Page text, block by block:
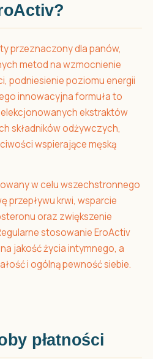
przeznaczony dla panów,
metod na wzmocnienie
podniesienie poziomu energii
innowacyjna formuła to
ekstraktów
składników odżywczych,
wspierające męską
w celu wszechstronnego
przepływu krwi, wsparcie
oraz zwiększenie
stosowanie EroActiv
jakość życia intymnego, a
i ogólną pewność siebie.
płatności